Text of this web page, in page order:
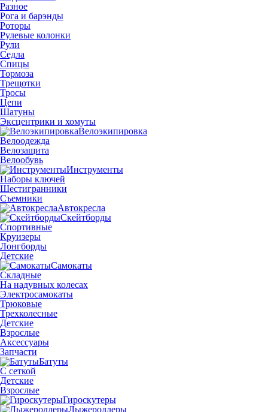
Разное
Рога и барэнды
Роторы
Рулевые колонки
Рули
Седла
Спицы
Тормоза
Трещотки
Тросы
Цепи
Шатуны
Эксцентрики и хомуты
Велоэкипировка
Велоодежда
Велозащита
Велообувь
Инструменты
Наборы ключей
Шестигранники
Съемники
Автокресла
Скейтборды
Спортивные
Круизеры
Лонгборды
Детские
Самокаты
Складные
На надувных колесах
Электросамокаты
Трюковые
Трехколесные
Детские
Взрослые
Аксессуары
Запчасти
Батуты
С сеткой
Детские
Взрослые
Гироскутеры
Лыжероллеры